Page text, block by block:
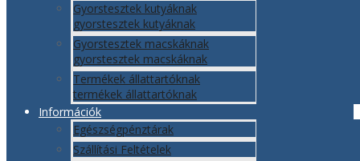
Gyorstesztek kutyáknak
gyorstesztek kutyáknak
Gyorstesztek macskáknak
gyorstesztek macskáknak
Termékek állattartóknak
termékek állattartóknak
Információk
Egészségpénztárak
Szállítási Feltételek